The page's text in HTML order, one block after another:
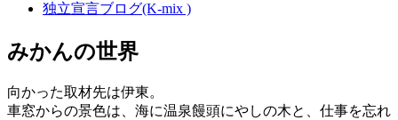
独立宣言ブログ(K-mix )
みかんの世界
向かった取材先は伊東。
車窓からの景色は、海に温泉饅頭にやしの木と、仕事を忘れ